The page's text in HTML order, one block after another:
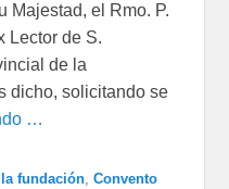
Majestad, el Rmo. P.
Lector de S.
de la
dicho, solicitando se
…
fundación,Convento